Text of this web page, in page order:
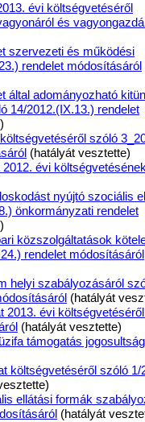
évi költségvetéséről
és
szervezeti és működési
rendelet módosításáról
által adományozható
14/2012.(IX.13.) rendelet
szóló
(hatályát vesztette)
évi
nyújtó szociális
önkormányzati rendelet
közszolgáltatások
rendelet módosításáról
helyi szabályozásáról
(hatályát
2013. évi
(hatályát vesztette)
támogatás
költségvetéséről szóló 1/
ellátási formák
(hatályát